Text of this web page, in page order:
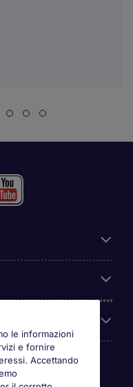
le informazioni
e fornire
Accettando